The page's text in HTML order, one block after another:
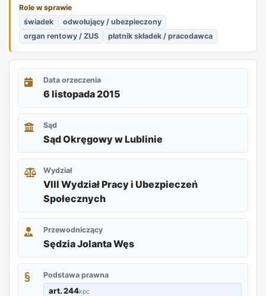
Role w sprawie
świadek
odwołujący / ubezpieczony
organ rentowy / ZUS
płatnik składek / pracodawca
Data orzeczenia
6 listopada 2015
Sąd
Sąd Okręgowy w Lublinie
Wydział
VIII Wydział Pracy i Ubezpieczeń
Społecznych
Przewodniczący
Sędzia Jolanta Węs
Podstawa prawna
art. 244kpc